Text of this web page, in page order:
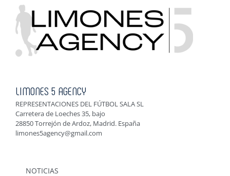
LIMONES 5 AGENCY
REPRESENTACIONES DEL FÚTBOL SALA SL
Carretera de Loeches 35, bajo
28850 Torrejón de Ardoz, Madrid. España
limones5agency@gmail.com
NOTICIAS